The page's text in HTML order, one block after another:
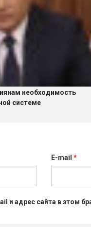
необходимость
системе
E-mail*
и адрес сайта в этом